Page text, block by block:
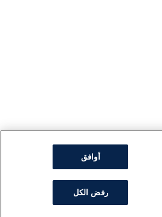
أوافق
رفض الكل